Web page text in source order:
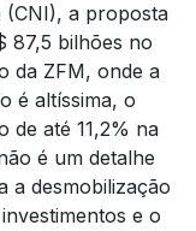
(CNI), a proposta
87,5 bilhões no
da ZFM, onde a
é altíssima, o
de até 11,2% na
é um detalhe
a desmobilização
e o